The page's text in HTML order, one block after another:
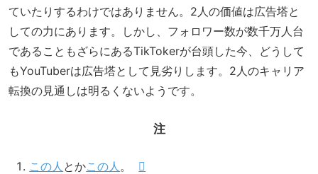
ていたりするわけではありません。2人の価値は広告塔と
しての力にあります。しかし、フォロワー数が数千万人台
であることもざらにあるTikTokerが台頭した今、どうして
もYouTuberは広告塔として見劣りします。2人のキャリア
転換の見通しは明るくないようです。
注
この人 とかこの人 。